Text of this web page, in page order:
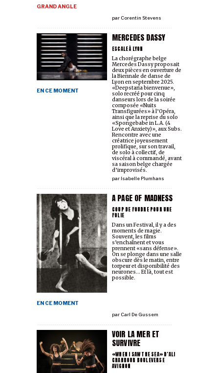
GRAND ANGLE
par Corentin Stevens
MERCEDES DASSY
ESCALE À LYON
EN CE MOMENT
par Isabelle Plumhans
La chorégraphe belge
Mercedes Dassy proposait
deux pièces en ouverture de
la Biennale de danse de
Lyon en septembre 2025.
«Deepstaria bienvenue»,
solo recréé pour cinq
danseurs lors de la soirée
composée «Nuits
Transfigurées» à l’Opéra,
ainsi que la reprise du solo
«Spongebabe in L.A. (4
Love et Anxiety)», aux Subs.
Rencontre avec une
créatrice joyeusement
prolifique, sur son travail,
de solo à collectif, de
viscéral à commandé, avant
sa saison belge chargée
d’improvisés.
A PAGE OF MADNESS
COUP DE FOUDRE POUR UNE
FOLIE
EN CE MOMENT
par Carl De Gussem
Dans un Festival, il y a des
moments de magie.
Souvent, les films
s’enchaînent et vous
prennent «sans défense».
On se plonge dans une salle
obscure dès le matin, entre
torpeur et disponibilité des
neurones… Et là, tout est
possible.
VOIR LA MER ET
SURVIVRE
«WHEN I SAW THE SEA» D’ALI
CHAHROUR BOULEVERSE
AVIGNON